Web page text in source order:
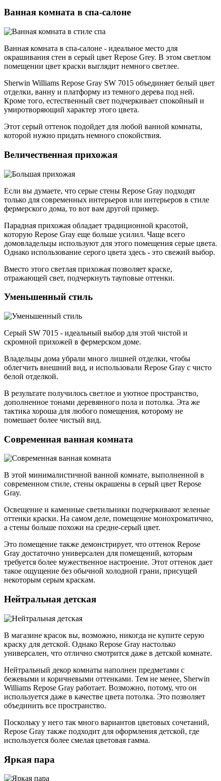
Ванная комната в спа-салоне
Ванная комната в спа-салоне - идеальное место для
окрашивания стен в серый цвет Repose Grey. В этом светлом
помещении цвет краски выглядит немного светлее.
Sherwin Williams Repose Gray SW 7015 объединяет белый цвет
отделки, ванну и платформу из темного дерева под ней.
Кроме того, естественный свет подчеркивает спокойный и
умиротворяющий характер этого цвета.
Этот серый оттенок подойдет для любой ванной комнаты,
которой нужно придать немного спокойствия.
Величественная прихожая
Если вы думаете, что серые стены Repose Gray подходят
только для современных интерьеров или интерьеров в стиле
фермерского дома, то вот вам другой пример.
Парадная прихожая обладает традиционной красотой,
которую Repose Gray еще больше усилил. Чаще всего
домовладельцы используют для этого помещения серые цвета.
Однако использование серого цвета здесь - это свежий выбор.
Вместо этого светлая прихожая позволяет краске,
отражающей свет, подчеркнуть тауповые оттенки.
Уменьшенный стиль
Серый SW 7015 - идеальный выбор для этой чистой и
скромной прихожей в фермерском доме.
Владельцы дома убрали много лишней отделки, чтобы
облегчить внешний вид, и использовали Repose Gray с чисто
белой отделкой.
В результате получилось светлое и уютное пространство,
дополненное тонами деревянного пола и потолка. Эта же
тактика хороша для любого помещения, которому не
помешает более чистый вид.
Современная ванная комната
В этой минималистичной ванной комнате, выполненной в
современном стиле, стены окрашены в серый цвет Repose
Gray.
Освещение и каменные светильники подчеркивают зеленые
оттенки краски. На самом деле, помещение монохроматично,
а стены больше похожи на средне-серый цвет.
Это помещение также демонстрирует, что оттенок Repose
Gray достаточно универсален для помещений, которым
требуется более мужественное настроение. Этот оттенок дает
такое ощущение без обычной холодной грани, присущей
некоторым серым краскам.
Нейтральная детская
В магазине красок вы, возможно, никогда не купите серую
краску для детской. Однако Repose Gray настолько
универсален, что отлично смотрится даже в детской комнате.
Нейтральный декор комнаты наполнен предметами с
бежевыми и коричневыми оттенками. Тем не менее, Sherwin
Williams Repose Gray работает. Возможно, потому, что он
используется даже в качестве цвета потолка. Это позволяет
объединить все пространство.
Поскольку у него так много вариантов цветовых сочетаний,
Repose Gray также подходит для оформления детской, где
используется более смелая цветовая гамма.
Яркая пара